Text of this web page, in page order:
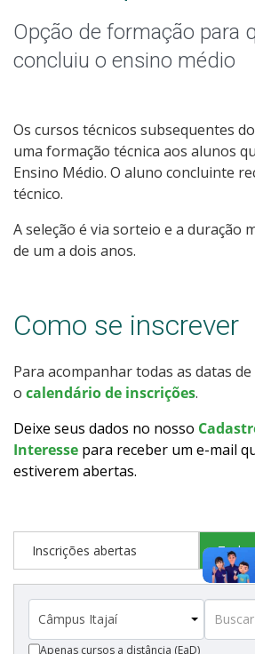
Especialização
Educação a Distância
Todos os Cursos
Resultados
Resultados Vagas Remanescentes
Calendário de inscrições
Cotas
Inscrições e acompanhamento
Opção de formação para
concluiu o ensino médio
Os cursos técnicos subsequentes
uma formação técnica aos alunos
Ensino Médio. O aluno concluinte
técnico.
A seleção é via sorteio e a duração
de um a dois anos.
Como se inscrever
Para acompanhar todas as datas
o calendário de inscrições.
Deixe seus dados no nosso
Interesse para receber um e-mail
estiverem abertas.
Inscrições abertas
Apenas cursos a distância (EaD)